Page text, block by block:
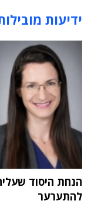
תוכן פרסומי
ידיעות
הנחת היסוד
להתערער